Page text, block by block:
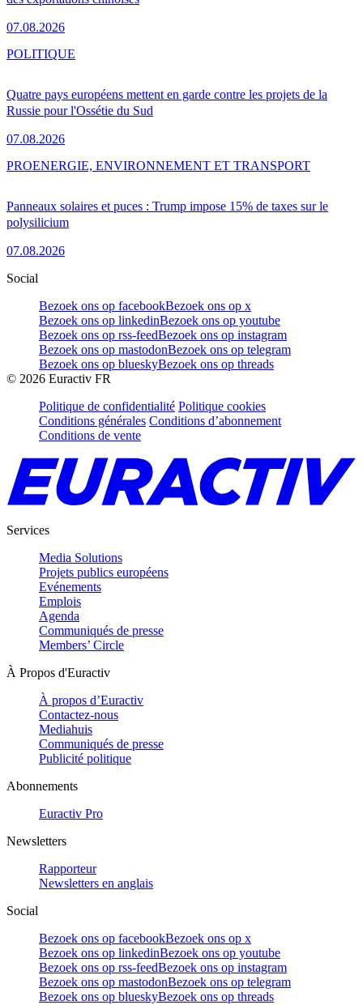
07.08.2026
Quatre pays européens mettent en garde contre les projets de la
Russie pour l'Ossétie du Sud
07.08.2026
POLITIQUE
Panneaux solaires et puces : Trump impose 15% de taxes sur le
polysilicium
07.08.2026
PROENERGIE, ENVIRONNEMENT ET TRANSPORT
Social
Bezoek ons op facebookBezoek ons op x
Bezoek ons op linkedinBezoek ons op youtube
Bezoek ons op rss-feedBezoek ons op instagram
Bezoek ons op mastodonBezoek ons op telegram
Bezoek ons op blueskyBezoek ons op threads
© 2026 Euractiv FR
Politique de confidentialité Politique cookies
Conditions générales Conditions d’abonnement
Conditions de vente
Services
Media Solutions
Projets publics européens
Evénements
Emplois
Agenda
Communiqués de presse
Members’ Circle
À Propos d'Euractiv
À propos d’Euractiv
Contactez-nous
Mediahuis
Communiqués de presse
Publicité politique
Abonnements
Euractiv Pro
Newsletters
Rapporteur
Newsletters en anglais
Social
Bezoek ons op facebookBezoek ons op x
Bezoek ons op linkedinBezoek ons op youtube
Bezoek ons op rss-feedBezoek ons op instagram
Bezoek ons op mastodonBezoek ons op telegram
Bezoek ons op blueskyBezoek ons op threads